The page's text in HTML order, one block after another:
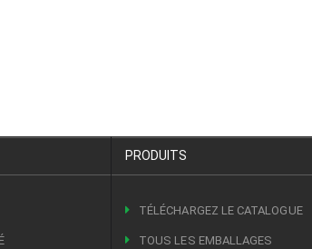
PRODUITS
TÉLÉCHARGEZ LE CATALOGUE
TOUS LES EMBALLAGES